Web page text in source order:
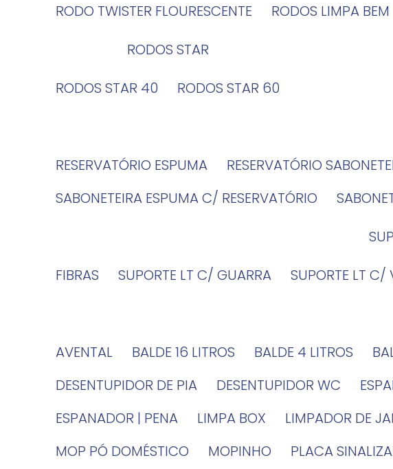
RODO TWISTER FLOURESCENTE
RODOS LIMPA BEM
RODOS STAR
RODOS STAR 40
RODOS STAR 60
RESERVATÓRIO ESPUMA
RESERVATÓRIO
SABONETEIRA ESPUMA C/ RESERVATÓRIO
FIBRAS
SUPORTE LT C/ GUARRA SUPORTE LT C/
AVENTAL
BALDE 16 LITROS BALDE 4 LITROS
DESENTUPIDOR DE PIA
DESENTUPIDOR WC
ESPANADOR | PENA
LIMPA BOX LIMPADOR DE
MOP PÓ DOMÉSTICO
MOPINHO PLACA